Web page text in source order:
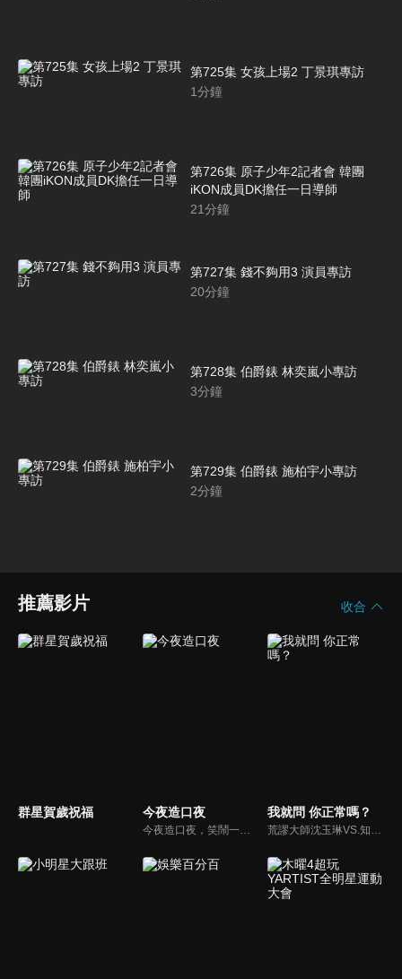
第725集 女孩上場2 丁景琪專訪
1分鐘
第726集 原子少年2記者會 韓團
iKON成員DK擔任一日導師
21分鐘
第727集 錢不夠用3 演員專訪
20分鐘
第728集 伯爵錶 林奕嵐小專訪
3分鐘
第729集 伯爵錶 施柏宇小專訪
2分鐘
推薦影片 收合
群星賀歲祝福 今夜造口夜
今夜造口夜，笑鬧一整夜。以網路自製嘲諷節目走紅、在網路擁有廣大支持群眾和影響力的主播「視網膜」，藉此一揉合綜藝與喜劇之談話性節目，帶觀眾以輕鬆之方式，瞭解時下最熱門、最能引起共鳴的社會議題、現象和人物。 多元的切入角度、最輕鬆易懂的議題剖析、言論尺度不設限！
我就問 你正常嗎？